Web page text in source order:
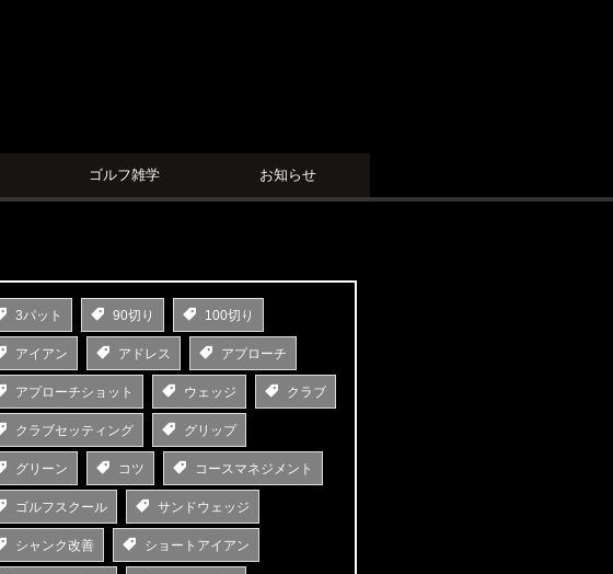
ゴルフ雑学 お知らせ
3パット 90切り 100切り
アイアン アドレス アプローチ
アプローチショット ウェッジ クラブ
クラブセッティング グリップ
グリーン コツ コースマネジメント
ゴルフスクール サンドウェッジ
シャンク改善 ショートアイアン